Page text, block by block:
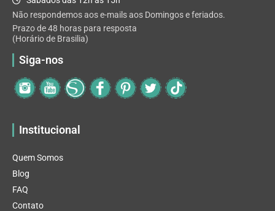
Não respondemos aos e-mails aos Domingos e feriados.
Prazo de 48 horas para resposta
(Horário de Brasilia)
Siga-nos
Institucional
Quem Somos
Blog
FAQ
Contato